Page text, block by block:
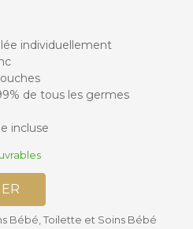
individuellement
de tous les germes
incluse
Bébé Toilette et Soins Bébé